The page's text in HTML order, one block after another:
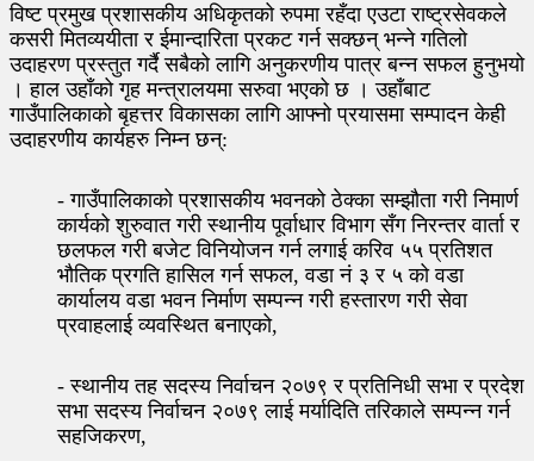
विष्ट प्रमुख प्रशासकीय अधिकृतको रुपमा रहँदा एउटा राष्ट्रसेवकले
कसरी मितव्ययीता र ईमान्दारिता प्रकट गर्न सक्छन् भन्ने गतिलो
उदाहरण प्रस्तुत गर्दै सबैको लागि अनुकरणीय पात्र बन्न सफल हुनुभयो
। हाल उहाँको गृह मन्त्रालयमा सरुवा भएको छ । उहाँबाट
गाउँपालिकाको बृहत्तर विकासका लागि आफ्नो प्रयासमा सम्पादन केही
उदाहरणीय कार्यहरु निम्न छन्:
- गाउँपालिकाको प्रशासकीय भवनको ठेक्का सम्झौता गरी निमार्ण
कार्यको शुरुवात गरी स्थानीय पूर्वाधार विभाग सँग निरन्तर वार्ता र
छलफल गरी बजेट विनियोजन गर्न लगाई करिव ५५ प्रतिशत
भौतिक प्रगति हासिल गर्न सफल, वडा नं ३ र ५ को वडा
कार्यालय वडा भवन निर्माण सम्पन्न गरी हस्तारण गरी सेवा
प्रवाहलाई व्यवस्थित बनाएको,
- स्थानीय तह सदस्य निर्वाचन २०७९ र प्रतिनिधी सभा र प्रदेश
सभा सदस्य निर्वाचन २०७९ लाई मर्यादिति तरिकाले सम्पन्न गर्न
सहजिकरण,